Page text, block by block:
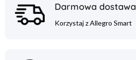
Darmowa dostawa
Korzystaj z Allegro Smart